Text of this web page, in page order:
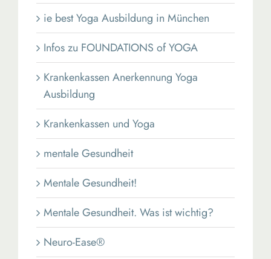
ie best Yoga Ausbildung in München
Infos zu FOUNDATIONS of YOGA
Krankenkassen Anerkennung Yoga
Ausbildung
Krankenkassen und Yoga
mentale Gesundheit
Mentale Gesundheit!
Mentale Gesundheit. Was ist wichtig?
Neuro-Ease®